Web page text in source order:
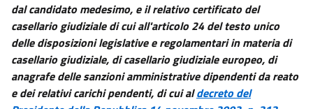
dal candidato medesimo, e il relativo certificato del
casellario giudiziale di cui all'articolo 24 del testo unico
delle disposizioni legislative e regolamentari in materia di
casellario giudiziale, di casellario giudiziale europeo, di
anagrafe delle sanzioni amministrative dipendenti da reato
e dei relativi carichi pendenti, di cui aldecreto del